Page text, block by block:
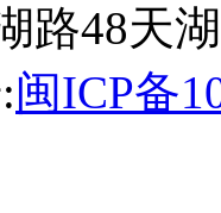
路48天
闽ICP备